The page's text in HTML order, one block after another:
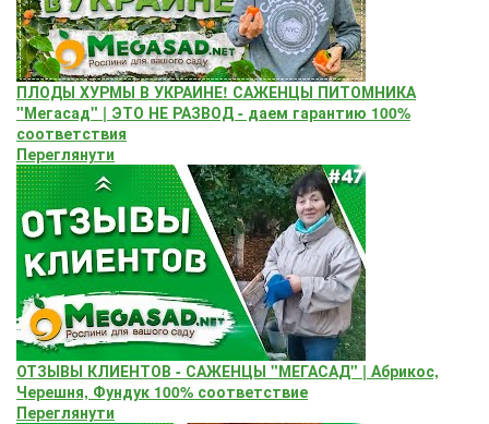
ПЛОДЫ ХУРМЫ В УКРАИНЕ! САЖЕНЦЫ ПИТОМНИКА
"Мегасад" | ЭТО НЕ РАЗВОД - даем гарантию 100%
соответствия
Переглянути
ОТЗЫВЫ КЛИЕНТОВ - САЖЕНЦЫ "МЕГАСАД" | Абрикос,
Черешня, Фундук 100% соответствие
Переглянути